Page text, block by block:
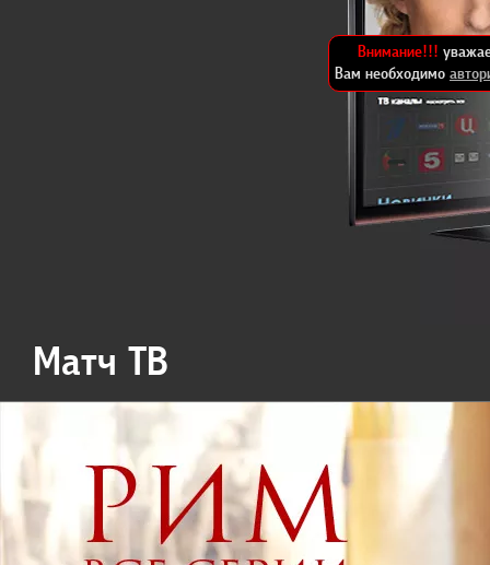
Внимание!!!
Вам необходимо
Матч ТВ